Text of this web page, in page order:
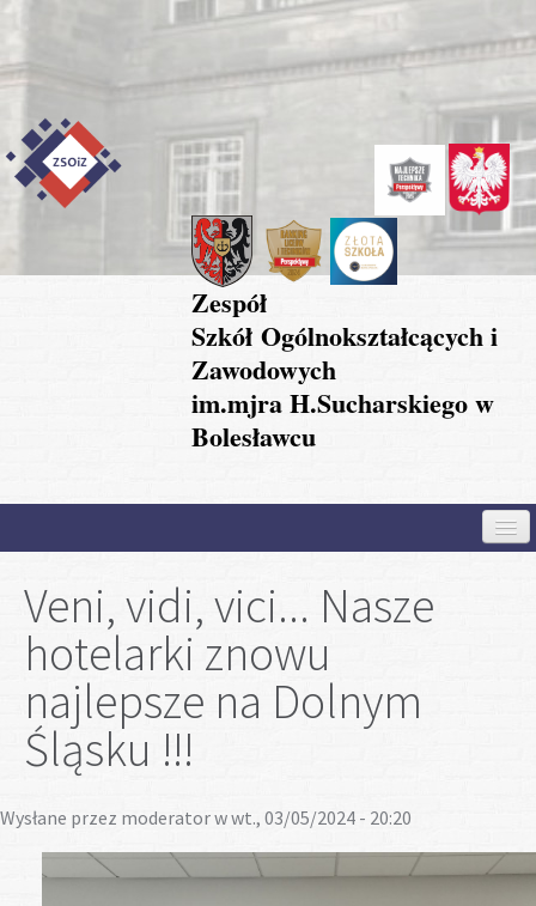
Zespół
Szkół Ogólnokształcących i
Zawodowych
im.mjra H.Sucharskiego w
Bolesławcu
Aktualności
Szkoła
Strefa rodzica
Veni, vidi, vici... Nasze
hotelarki znowu
najlepsze na Dolnym
Śląsku !!!
Wysłane przez moderatorw wt., 03/05/2024 - 20:20